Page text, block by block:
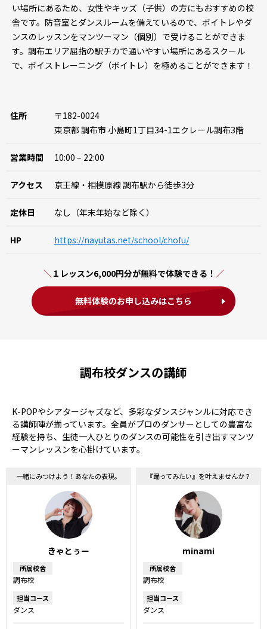
い場所にあるため、女性やキッズ（子供）の方にもおすすめの校
舎です。防音室とダンスルームを備えているので、ボイトレやダ
ンスのレッスンをマンツーマン（個別）で受けることができま
す。調布エリア屈指の駅チカで通いやすい場所にあるスクール
で、ボイストレーニング（ボイトレ）を極めることができます！
住所
〒182-0024
東京都 調布市 小島町1丁目34-1エクレール調布3階
営業時間 10:00 – 22:00
アクセス 京王線・相模原線 調布駅から徒歩3分
定休日 なし（年末年始など除く）
HP https://nayutas.net/school/chofu/
１レッスン6,000円分が無料で体験できる！
無料体験のお申し込みはこちら
調布校ダンスの講師
K-POPやシアタージャズなど、多彩なダンスジャンルに対応でき
る講師陣が揃っています。全員がプロのダンサーとしての豊富な
経験を持ち、生徒一人ひとりのダンスの可能性を引き出すマンツ
ーマンレッスンを心掛けています。
一緒にみつけよう！あなたの表現。
きゃとぅー
所属校舎
調布校
担当コース
ダンス
『踊ってみたい』を叶えませんか？
minami
所属校舎
調布校
担当コース
ダンス